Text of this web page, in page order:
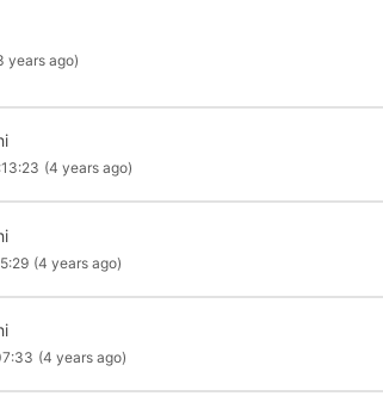
years ago)
(4 years ago)
(4 years ago)
(4 years ago)